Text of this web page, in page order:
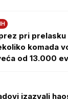
pri prelasku
komada
od 13.000
izazvali